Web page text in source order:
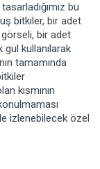
bu
bitkiler, bir adet
görseli, bir adet
kullanılarak
tamamında
kısmının
izlenebilecek özel